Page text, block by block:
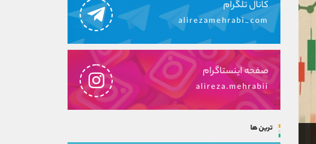
کانال تلگرام
alirezamehrabi_com
صفحه اینستاگرام
alireza.mehrabii
ترین ها